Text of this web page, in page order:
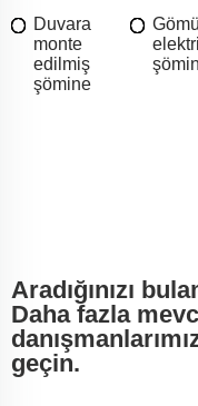
Duvara
monte
edilmiş
şömine
Aradığınızı
Daha fazla
geçin.